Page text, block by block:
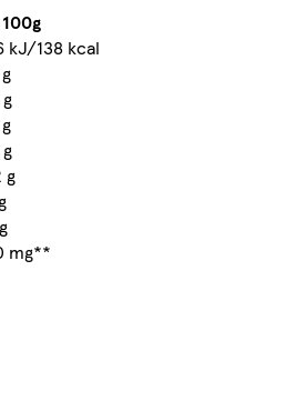
kJ/138 kcal
g
mg**